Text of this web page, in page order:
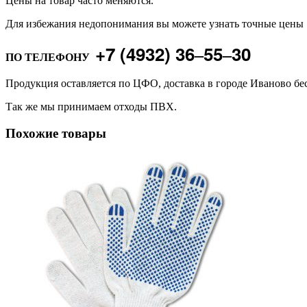
Для избежания недопонимания вы можете узнать точные цены
ПО ТЕЛЕФОНУ +7 (4932) 36‒55‒30
Продукция оставляется по ЦФО, доставка в городе Иваново
Так же мы принимаем отходы ПВХ.
Похожие товары